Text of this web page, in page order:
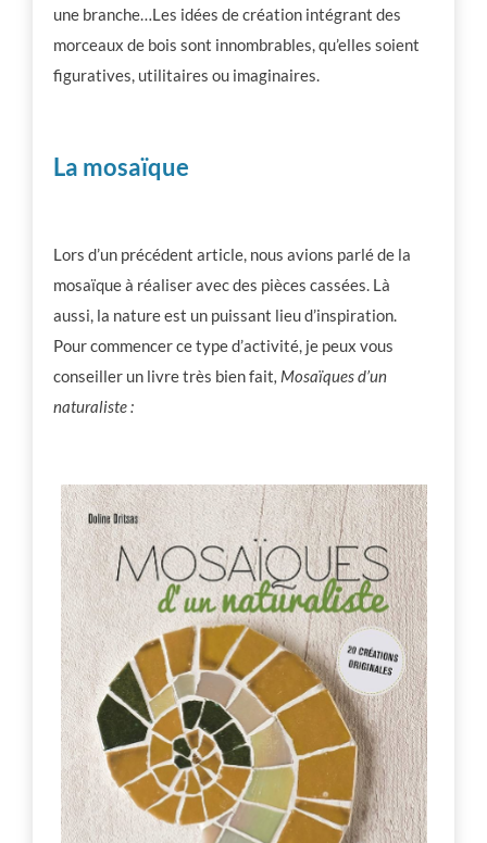
une branche…Les idées de création intégrant des
morceaux de bois sont innombrables, qu’elles soient
figuratives, utilitaires ou imaginaires.
La mosaïque
Lors d’un précédent article, nous avions parlé de la
mosaïque à réaliser avec des pièces cassées. Là
aussi, la nature est un puissant lieu d’inspiration.
Pour commencer ce type d’activité, je peux vous
conseiller un livre très bien fait, Mosaïques d’un
naturaliste :